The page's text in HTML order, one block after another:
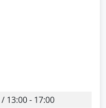
13:00 - 17:00